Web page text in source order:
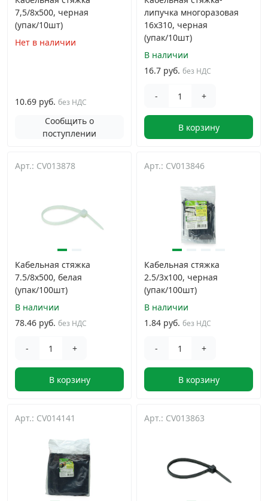
7,5/8х500, черная
(упак/10шт)
Нет в наличии
10.69 руб. без НДС
Сообщить о
поступлении
липучка многоразовая
16х310, черная
(упак/10шт)
В наличии
16.7 руб. без НДС
- +
В корзину
Арт.: CV013878
Кабельная стяжка
7.5/8х500, белая
(упак/100шт)
В наличии
78.46 руб. без НДС
- +
В корзину
Арт.: CV013846
Кабельная стяжка
2.5/3х100, черная
(упак/100шт)
В наличии
1.84 руб. без НДС
- +
В корзину
Арт.: CV014141 Арт.: CV013863